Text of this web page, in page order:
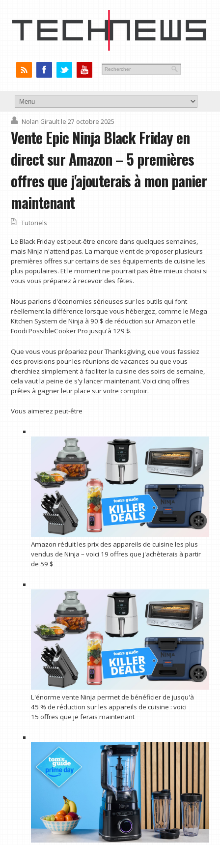
Nolan Girault le 27 octobre 2025
Vente Epic Ninja Black Friday en
direct sur Amazon – 5 premières
offres que j'ajouterais à mon panier
maintenant
Tutoriels
Le Black Friday est peut-être encore dans quelques semaines,
mais Ninja n'attend pas. La marque vient de proposer plusieurs
premières offres sur certains de ses équipements de cuisine les
plus populaires. Et le moment ne pourrait pas être mieux choisi si
vous vous préparez à recevoir des fêtes.
Nous parlons d'économies sérieuses sur les outils qui font
réellement la différence lorsque vous hébergez, comme le Mega
Kitchen System de Ninja à 90 $ de réduction sur Amazon et le
Foodi PossibleCooker Pro jusqu'à 129 $.
Que vous vous prépariez pour Thanksgiving, que vous fassiez
des provisions pour les réunions de vacances ou que vous
cherchiez simplement à faciliter la cuisine des soirs de semaine,
cela vaut la peine de s'y lancer maintenant. Voici cinq offres
prêtes à gagner leur place sur votre comptoir.
Vous aimerez peut-être
Amazon réduit les prix des appareils de cuisine les plus
vendus de Ninja – voici 19 offres que j'achèterais à partir
de 59 $
L'énorme vente Ninja permet de bénéficier de jusqu'à
45 % de réduction sur les appareils de cuisine : voici
15 offres que je ferais maintenant